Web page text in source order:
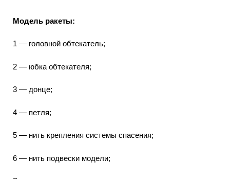
Модель ракеты:
1 — головной обтекатель;
2 — юбка обтекателя;
3 — донце;
4 — петля;
5 — нить крепления системы спасения;
6 — нить подвески модели;